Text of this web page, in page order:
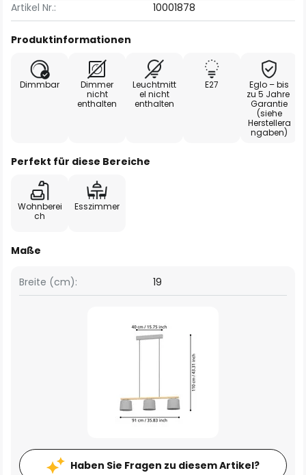
Artikel Nr.:
10001878
Produktinformationen
Dimmbar
Dimmer
nicht
enthalten
Leuchtmitt
el nicht
enthalten
E27
Eglo – bis
zu 5 Jahre
Garantie
(siehe
Herstellera
ngaben)
Perfekt für diese Bereiche
Wohnberei
ch
Esszimmer
Maße
Breite (cm): 19
Haben Sie Fragen zu diesem Artikel?